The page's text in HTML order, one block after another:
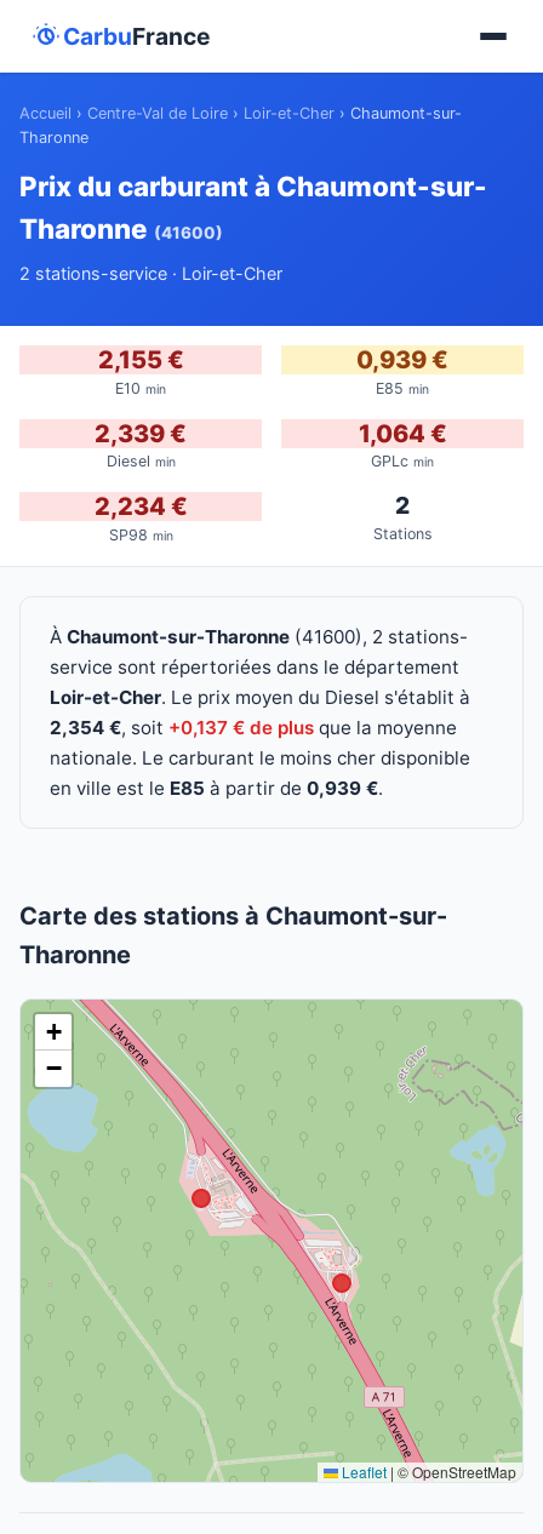
CarbuFrance
Accueil › Centre-Val de Loire › Loir-et-Cher › Chaumont-sur-
Tharonne
Prix du carburant à Chaumont-sur-
Tharonne (41600)
2 stations-service · Loir-et-Cher
2,155 €
E10 min
0,939 €
E85 min
2,339 €
Diesel min
1,064 €
GPLc min
2,234 €
SP98 min
2
Stations
À Chaumont-sur-Tharonne (41600), 2 stations-
service sont répertoriées dans le département
Loir-et-Cher. Le prix moyen du Diesel s'établit à
2,354 €, soit +0,137 € de plus que la moyenne
nationale. Le carburant le moins cher disponible
en ville est le E85 à partir de 0,939 €.
Carte des stations à Chaumont-sur-
Tharonne
+
−
Leaflet | © OpenStreetMap